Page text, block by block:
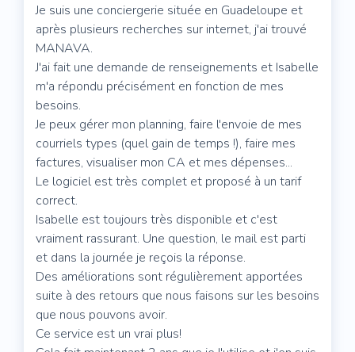
Je suis une conciergerie située en Guadeloupe et
après plusieurs recherches sur internet, j'ai trouvé
MANAVA.
J'ai fait une demande de renseignements et Isabelle
m'a répondu précisément en fonction de mes
besoins.
Je peux gérer mon planning, faire l'envoie de mes
courriels types (quel gain de temps !), faire mes
factures, visualiser mon CA et mes dépenses...
Le logiciel est très complet et proposé à un tarif
correct.
Isabelle est toujours très disponible et c'est
vraiment rassurant. Une question, le mail est parti
et dans la journée je reçois la réponse.
Des améliorations sont régulièrement apportées
suite à des retours que nous faisons sur les besoins
que nous pouvons avoir.
Ce service est un vrai plus!